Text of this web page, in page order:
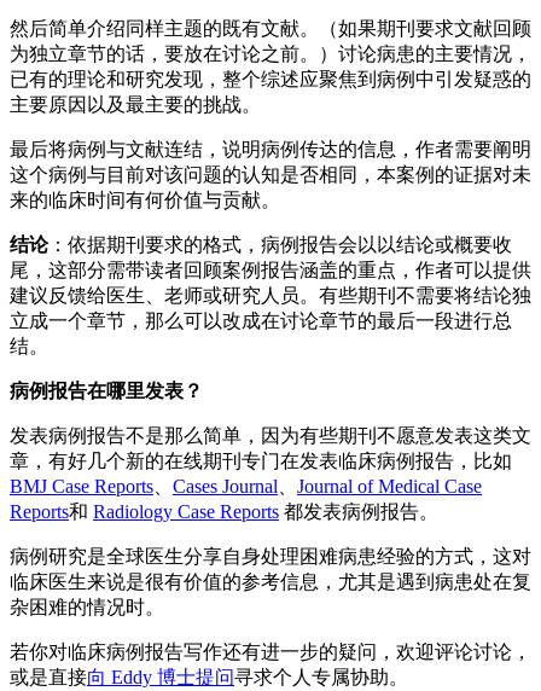
然后简单介绍同样主题的既有文献。（如果期刊要求文献回顾
为独立章节的话，要放在讨论之前。）讨论病患的主要情况，
已有的理论和研究发现，整个综述应聚焦到病例中引发疑惑的
主要原因以及最主要的挑战。
最后将病例与文献连结，说明病例传达的信息，作者需要阐明
这个病例与目前对该问题的认知是否相同，本案例的证据对未
来的临床时间有何价值与贡献。
结论：依据期刊要求的格式，病例报告会以以结论或概要收
尾，这部分需带读者回顾案例报告涵盖的重点，作者可以提供
建议反馈给医生、老师或研究人员。有些期刊不需要将结论独
立成一个章节，那么可以改成在讨论章节的最后一段进行总
结。
病例报告在哪里发表？
发表病例报告不是那么简单，因为有些期刊不愿意发表这类文
章，有好几个新的在线期刊专门在发表临床病例报告，比如
BMJ Case Reports
Cases Journal
Journal of Medical Case
Reports和 Radiology Case Reports 都发表病例报告。
病例研究是全球医生分享自身处理困难病患经验的方式，这对
临床医生来说是很有价值的参考信息，尤其是遇到病患处在复
杂困难的情况时。
若你对临床病例报告写作还有进一步的疑问，欢迎评论讨论，
或是直接向 Eddy 博士提问寻求个人专属协助。